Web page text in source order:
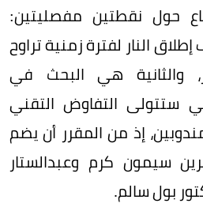
حول نقطتين مفصليتين:
النار لفترة زمنية تراوح
والثانية هي البحث في
ستتولى التفاوض التقني
إذ من المقرر أن يضم
سيمون كرم وعبدالستار
بول سالم.